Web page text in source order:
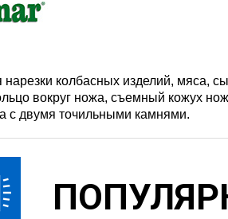
колбасных изделий, мяса,
вокруг ножа, съемный кожух
с двумя точильными камнями.